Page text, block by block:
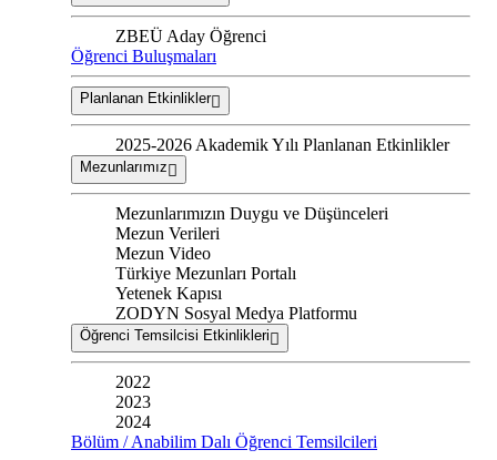
ZBEÜ Aday Öğrenci
Öğrenci Buluşmaları
Planlanan Etkinlikler
2025-2026 Akademik Yılı Planlanan Etkinlikler
Mezunlarımız
Mezunlarımızın Duygu ve Düşünceleri
Mezun Verileri
Mezun Video
Türkiye Mezunları Portalı
Yetenek Kapısı
ZODYN Sosyal Medya Platformu
Öğrenci Temsilcisi Etkinlikleri
2022
2023
2024
Bölüm / Anabilim Dalı Öğrenci Temsilcileri